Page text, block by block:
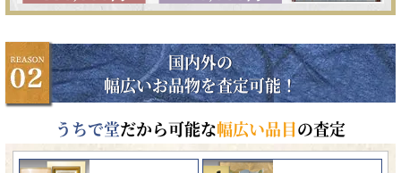
国内外の
幅広いお品物を査定可能！
うちで堂だから可能な幅広い品目の査定